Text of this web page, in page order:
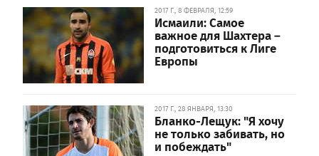
2017 Г., 8 ФЕВРАЛЯ, 12:59
Исмаили: Самое
важное для Шахтера –
подготовиться к Лиге
Европы
2017 Г., 28 ЯНВАРЯ, 13:30
Бланко-Лещук: "Я хочу
не только забивать, но
и побеждать"